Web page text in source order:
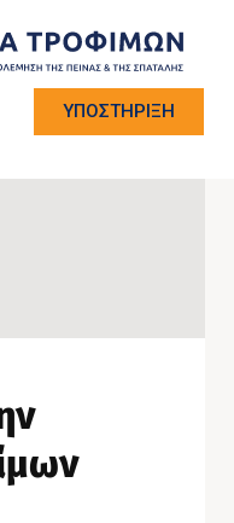
ΥΠΟΣΤΗΡΙΞΗ